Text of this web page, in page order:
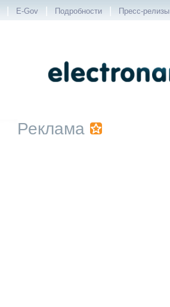
| E-Gov | Подробности | Пресс-релизы
Реклама